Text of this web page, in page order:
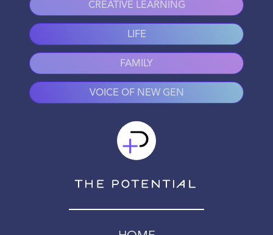
CREATIVE LEARNING
LIFE
FAMILY
VOICE OF NEW GEN